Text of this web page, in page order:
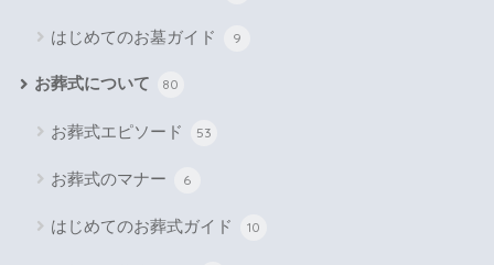
はじめてのお墓ガイド 9
お葬式について 80
お葬式エピソード 53
お葬式のマナー 6
はじめてのお葬式ガイド 10